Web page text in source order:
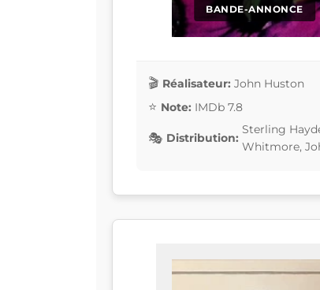
BANDE-ANNONCE
Réalisateur: John Huston
Note: IMDb 7.8
Distribution:
Sterling
Whitmore,